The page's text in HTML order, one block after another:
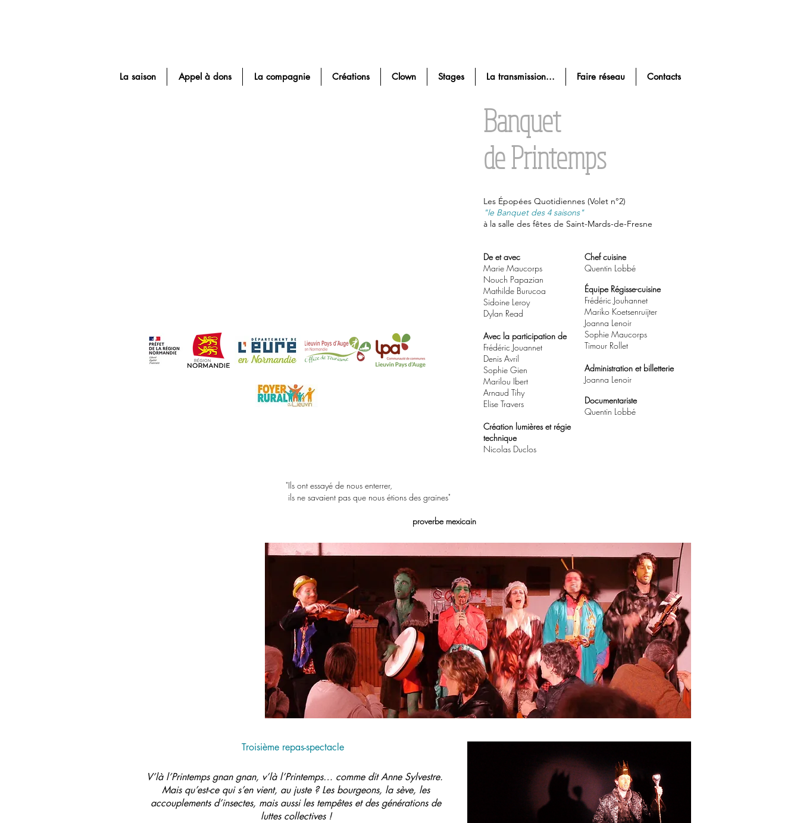
La saison Appel à dons La compagnie Créations Clown Stages La transmission... Faire réseau Contacts
Banquet
de Printemps
Les Épopées Quotidiennes (Volet n°2)
"le Banquet des 4 saisons"
à la salle des fêtes de Saint-Mards-de-Fresne
De et avec
Marie Maucorps
Nouch Papazian
Mathilde Burucoa
Sidoine Leroy
Dylan Read
Avec la participation de
Frédéric Jouannet
Denis Avril
Sophie Gien
Marilou Ibert
Arnaud Tihy
Elise Travers
Création lumières et régie
technique
Nicolas Duclos
Chef cuisine
Quentin Lobbé
Équipe Régisse-cuisine
Frédéric Jouhannet
Mariko Koetsenruijter
Joanna Lenoir
Sophie Maucorps
Timour Rollet
Administration et billetterie
Joanna Lenoir
Documentariste
Quentin Lobbé
"Ils ont essayé de nous enterrer,
ils ne savaient pas que nous étions des graines"
proverbe mexicain
Troisième repas-spectacle
V’là l’Printemps gnan gnan, v’là l’Printemps… comme dit Anne Sylvestre.
Mais qu’est-ce qui s’en vient, au juste ? Les bourgeons, la sève, les
accouplements d’insectes, mais aussi les tempêtes et des générations de
luttes collectives !